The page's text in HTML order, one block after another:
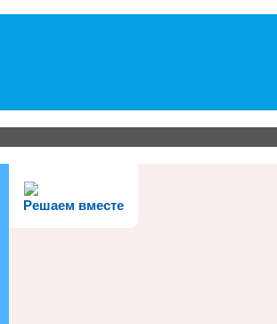
Решаем вместе